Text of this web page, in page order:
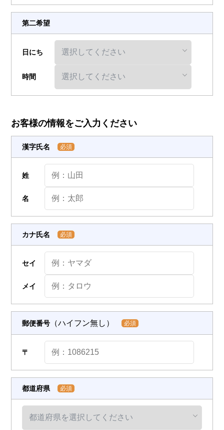
介護費用とお金について
その他
第二希望
日にち
時間
お客様の情報をご入力ください
漢字氏名 必須
姓
名
カナ氏名 必須
セイ
メイ
郵便番号（ハイフン無し） 必須
〒
都道府県 必須